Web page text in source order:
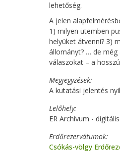
lehetőség.
A jelen
1) milyen ütemben
helyüket átvenni? 3)
állományt? … de még
válaszokat – a
Megjegyzések
A kutatási jelentés
Lelőhely
ER Archívum - digitális
Erdőrezervátumok
Csókás-völgy